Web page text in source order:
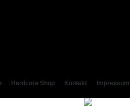
Hardcore Shop Kontakt Impressum